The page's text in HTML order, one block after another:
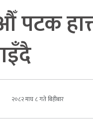
पटक
२०८२ माघ ८ गते बिहीबार